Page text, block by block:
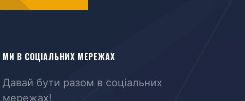
МИ В СОЦІАЛЬНИХ МЕРЕЖАХ
Давай бути разом в соціальних
мережах!